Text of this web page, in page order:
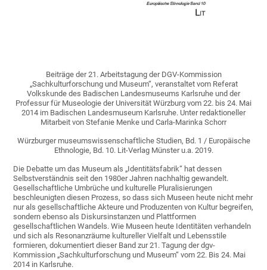
Beiträge der 21. Arbeitstagung der DGV-Kommission
„Sachkulturforschung und Museum“, veranstaltet vom Referat
Volkskunde des Badischen Landesmuseums Karlsruhe und der
Professur für Museologie der Universität Würzburg vom 22. bis 24. Mai
2014 im Badischen Landesmuseum Karlsruhe. Unter redaktioneller
Mitarbeit von Stefanie Menke und Carla-Marinka Schorr
Würzburger museumswissenschaftliche Studien, Bd. 1 / Europäische
Ethnologie, Bd. 10. Lit-Verlag Münster u.a. 2019.
Die Debatte um das Museum als „Identitätsfabrik“ hat dessen
Selbstverständnis seit den 1980er Jahren nachhaltig gewandelt.
Gesellschaftliche Umbrüche und kulturelle Pluralisierungen
beschleunigten diesen Prozess, so dass sich Museen heute nicht mehr
nur als gesellschaftliche Akteure und Produzenten von Kultur begreifen,
sondern ebenso als Diskursinstanzen und Plattformen
gesellschaftlichen Wandels. Wie Museen heute Identitäten verhandeln
und sich als Resonanzräume kultureller Vielfalt und Lebensstile
formieren, dokumentiert dieser Band zur 21. Tagung der dgv-
Kommission „Sachkulturforschung und Museum“ vom 22. Bis 24. Mai
2014 in Karlsruhe.